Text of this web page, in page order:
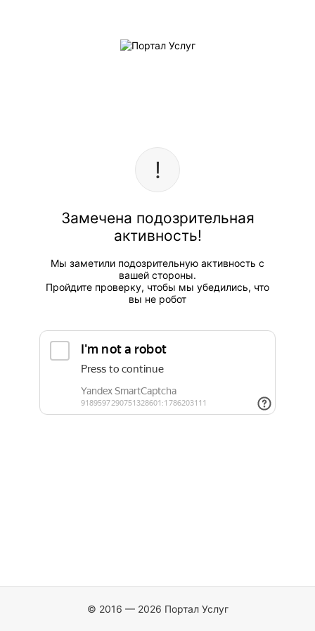
Замечена подозрительная
активность!
Мы заметили подозрительную активность с
вашей стороны.
Пройдите проверку, чтобы мы убедились, что
вы не робот
© 2016 — 2026 Портал Услуг